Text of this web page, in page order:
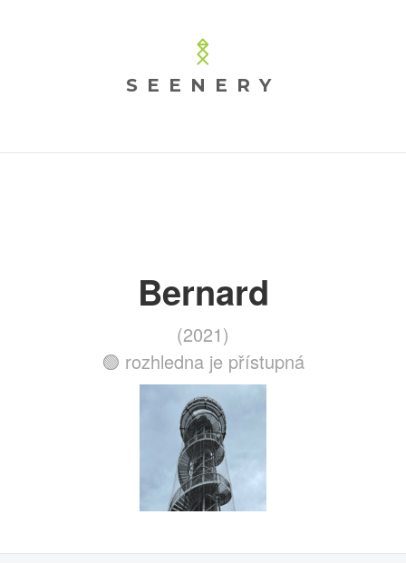
SEENERY
Bernard
(2021)
🟢 rozhledna je přístupná